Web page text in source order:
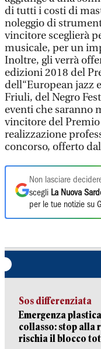
di tutti i costi di
noleggio di
vincitore sceglierà
musicale, per un
Inoltre, gli verrà
edizioni 2018 del
dell“European jazz
Friuli, del Negro
eventi che saranno
vincitore del
realizzazione
concorso, offerto
Non lasciare
scegli La Nuova
per le tue notizie su
Sos differenziata
Emergenza
collasso: stop alla
rischia il blocco